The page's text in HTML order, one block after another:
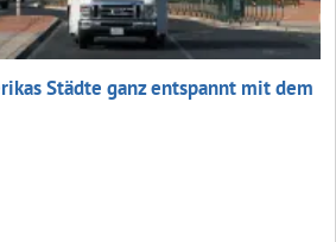
Städte ganz entspannt mit dem